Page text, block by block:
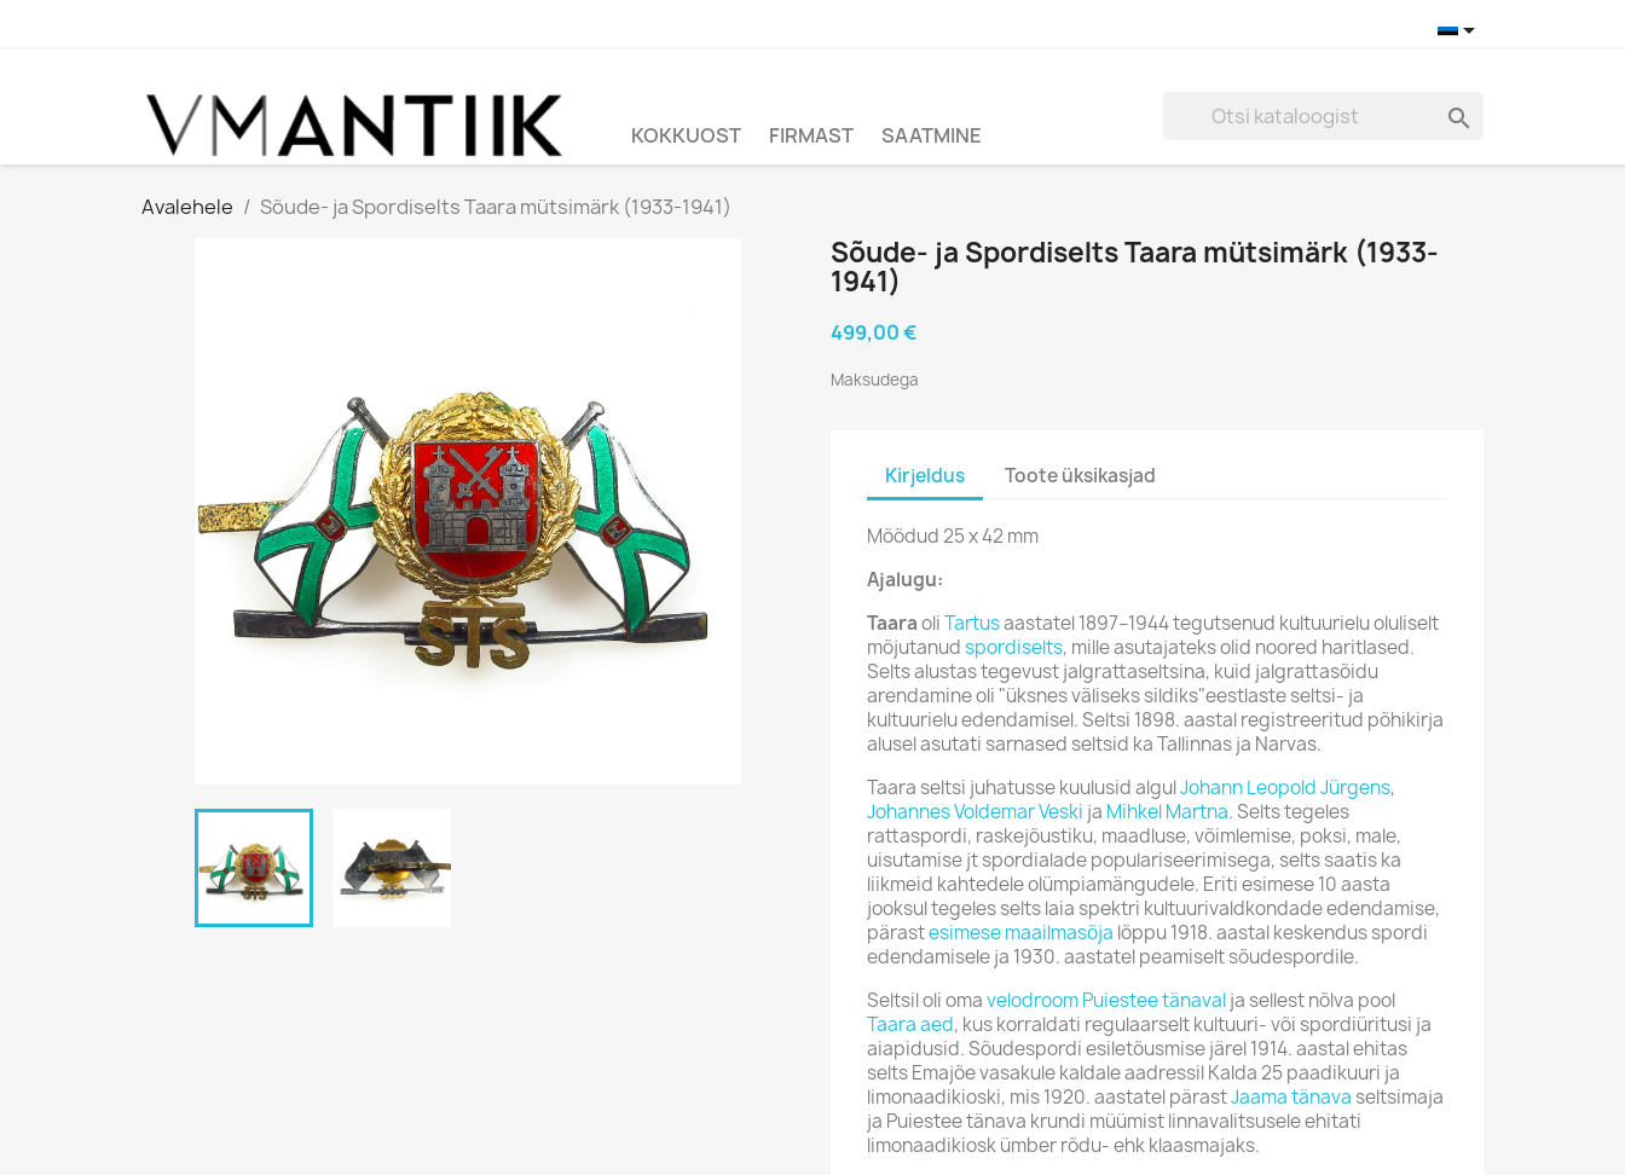


KOKKUOST FIRMAST SAATMINE
Avalehele Sõude- ja Spordiselts Taara mütsimärk (1933-1941)
Sõude- ja Spordiselts Taara mütsimärk (1933-
1941)
499,00 €
Maksudega
Kirjeldus Toote üksikasjad
Mõõdud 25 x 42 mm
Ajalugu:
TaaraoliTartusaastatel 1897–1944 tegutsenud kultuurielu oluliselt
mõjutanudspordiselts, mille asutajateks olid noored haritlased.
Selts alustas tegevust jalgrattaseltsina, kuid jalgrattasõidu
arendamine oli "üksnes väliseks sildiks"eestlaste seltsi- ja
kultuurielu edendamisel. Seltsi 1898. aastal registreeritud põhikirja
alusel asutati sarnased seltsid ka Tallinnas ja Narvas.
Taara seltsi juhatusse kuulusid algulJohann Leopold Jürgens,
Johannes Voldemar Veski ja Mihkel Martna. Selts tegeles
rattaspordi, raskejõustiku, maadluse, võimlemise, poksi, male,
uisutamise jt spordialade populariseerimisega, selts saatis ka
liikmeid kahtedele olümpiamängudele. Eriti esimese 10 aasta
jooksul tegeles selts laia spektri kultuurivaldkondade edendamise,
pärastesimese maailmasõja lõppu 1918. aastal keskendus spordi
edendamisele ja 1930. aastatel peamiselt sõudespordile.
Seltsil oli omavelodroomPuiestee tänavalja sellest nõlva pool
Taara aed, kus korraldati regulaarselt kultuuri- või spordiüritusi ja
aiapidusid.Sõudespordi esiletõusmise järel 1914. aastal ehitas
selts Emajõe vasakule kaldale aadressil Kalda 25 paadikuuri ja
limonaadikioski, mis 1920. aastatel pärastJaama tänava seltsimaja
ja Puiestee tänava krundi müümist linnavalitsusele ehitati
limonaadikiosk ümber rõdu- ehk klaasmajaks.